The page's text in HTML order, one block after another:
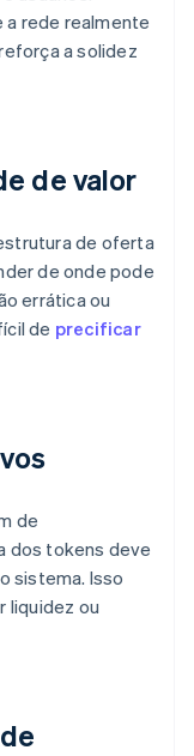
rede realmente
a solidez
de valor
de oferta
de onde pode
errática ou
de precificar
de
dos tokens deve
sistema. Isso
liquidez ou